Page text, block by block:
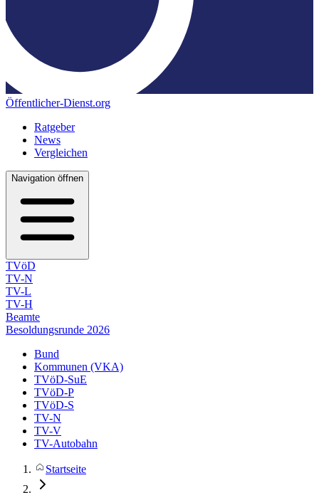
Öffentlicher-Dienst.org
Ratgeber
News
Vergleichen
Navigation öffnen
TVöD
TV-N
TV-L
TV-H
Beamte
Besoldungsrunde 2026
Bund
Kommunen (VKA)
TVöD-SuE
TVöD-P
TVöD-S
TV-N
TV-V
TV-Autobahn
Startseite